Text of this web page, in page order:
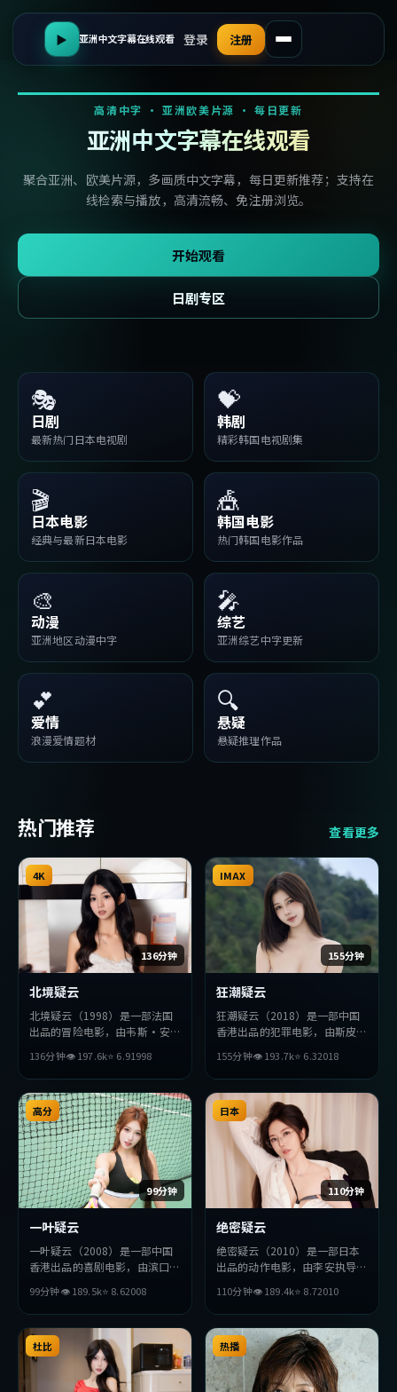
▶ 亚洲中文字幕在线观看 登录 注册
高清中字 · 亚洲欧美片源 · 每日更新
亚洲中文字幕在线观看
聚合亚洲、欧美片源，多画质中文字幕，每日更新推荐；支持在
线检索与播放，高清流畅、免注册浏览。
开始观看
日剧专区
🎭
日剧
最新热门日本电视剧
💝
韩剧
精彩韩国电视剧集
🎬
日本电影
经典与最新日本电影
🎪
韩国电影
热门韩国电影作品
🎨
动漫
亚洲地区动漫中字
🎤
综艺
亚洲综艺中字更新
💕
爱情
浪漫爱情题材
🔍
悬疑
悬疑推理作品
热门推荐 查看更多
136分钟
4K
北境疑云
北境疑云（1998）是一部法国
出品的冒险电影，由韦斯·安
佳音等主演。影片在叙事与视听
上力求突破，探讨人性与抉择，
节奏张弛有度，适合喜欢该类型
的观众完整观看。
136分钟👁197.6k⭐ 6.91998
155分钟
IMAX
狂潮疑云
狂潮疑云（2018）是一部中国
香港出品的犯罪电影，由斯皮尔
度妍等主演。影片在叙事与视听
上力求突破，探讨人性与抉择，
节奏张弛有度，适合喜欢该类型
的观众完整观看。
155分钟👁193.7k⭐ 6.32018
99分钟
高分
一叶疑云
一叶疑云（2008）是一部中国
香港出品的喜剧电影，由滨口龙
子怡、黄渤等主演。影片在叙事
与视听上力求突破，探讨人性与
抉择，节奏张弛有度，适合喜欢
该类型的观众完整观看。
99分钟👁189.5k⭐ 8.62008
110分钟
日本
绝密疑云
绝密疑云（2010）是一部日本
出品的动作电影，由李安执导，
演。影片在叙事与视听上力求突
破，探讨人性与抉择，节奏张弛
有度，适合喜欢该类型的观众完
整观看。
110分钟👁189.4k⭐ 8.72010
杜比 热播